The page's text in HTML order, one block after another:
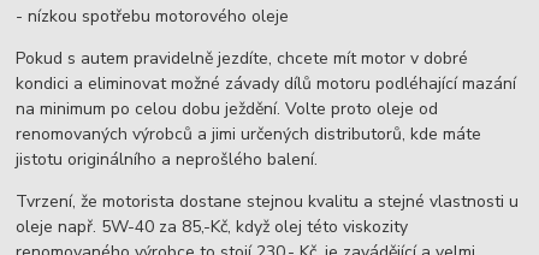
- nízkou spotřebu motorového oleje
Pokud s autem pravidelně jezdíte, chcete mít motor v dobré
kondici a eliminovat možné závady dílů motoru podléhající mazání
na minimum po celou dobu ježdění. Volte proto oleje od
renomovaných výrobců a jimi určených distributorů, kde máte
jistotu originálního a neprošlého balení.
Tvrzení, že motorista dostane stejnou kvalitu a stejné vlastnosti u
oleje např. 5W-40 za 85,-Kč, když olej této viskozity